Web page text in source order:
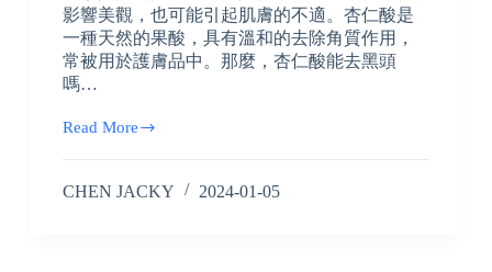
影響美觀，也可能引起肌膚的不適。杏仁酸是
一種天然的果酸，具有溫和的去除角質作用，
常被用於護膚品中。那麼，杏仁酸能去黑頭
嗎…
Read More
CHEN JACKY 2024-01-05